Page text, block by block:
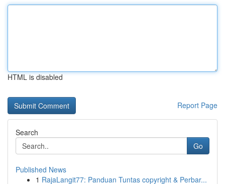
HTML is disabled
Report Page
Search
Go
Published News
1 RajaLangit77: Panduan Tuntas copyright & Perbar...